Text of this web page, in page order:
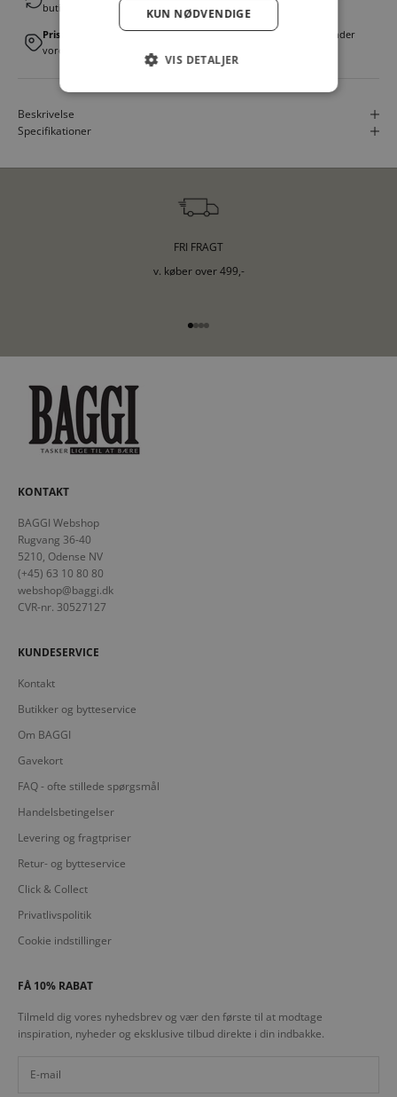
butikker
Prismatch
│Vi tilbyder landsdækkende prisgaranti. Læs mere under
vores FAQ
Beskrivelse
Specifikationer
FRI FRAGT
v. køber over 499,-
Gå til element 1
Gå til element 2
Gå til element 3
Gå til element 4
KONTAKT
BAGGI Webshop
Rugvang 36-40
5210, Odense NV
(+45) 63 10 80 80
webshop@baggi.dk
CVR-nr. 30527127
KUNDESERVICE
Kontakt
Butikker og bytteservice
Om BAGGI
Gavekort
FAQ - ofte stillede spørgsmål
Handelsbetingelser
Levering og fragtpriser
Retur- og bytteservice
Click & Collect
Privatlivspolitik
Cookie indstillinger
FÅ 10% RABAT
Tilmeld dig vores nyhedsbrev og vær den første til at modtage
inspiration, nyheder og eksklusive tilbud direkte i din indbakke.
KUN NØDVENDIGE
VIS DETALJER